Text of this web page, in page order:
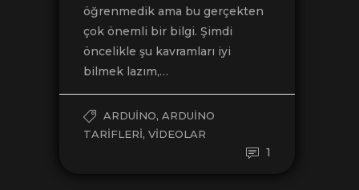
öğrenmedik ama bu gerçekten
çok önemli bir bilgi. Şimdi
öncelikle şu kavramları iyi
bilmek lazım,…
ARDUINO, ARDUINO
TARIFLERI, VIDEOLAR
1